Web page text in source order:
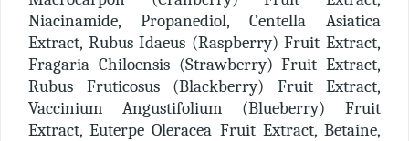
Niacinamide, Propanediol, Centella Asiatica
Extract, Rubus Idaeus (Raspberry) Fruit Extract,
Fragaria Chiloensis (Strawberry) Fruit Extract,
Rubus Fruticosus (Blackberry) Fruit Extract,
Vaccinium Angustifolium (Blueberry) Fruit
Extract, Euterpe Oleracea Fruit Extract, Betaine,